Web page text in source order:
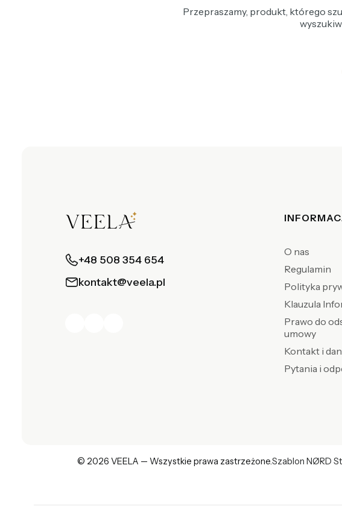
Przepraszamy, produkt, którego
+48 508 354 654
kontakt@veela.pl
Linki w
O nas
Regulamin
Polityka
Klauzula
Prawo do
umowy
Kontakt i
Pytania i
© 2026 VEELA — Wszystkie prawa zastrzeżone.Szablon NØRD